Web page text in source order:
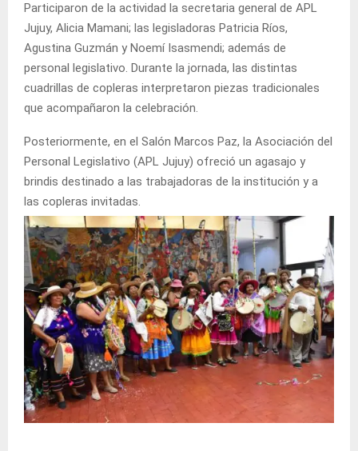
Participaron de la actividad la secretaria general de APL
Jujuy, Alicia Mamani; las legisladoras Patricia Ríos,
Agustina Guzmán y Noemí Isasmendi; además de
personal legislativo. Durante la jornada, las distintas
cuadrillas de copleras interpretaron piezas tradicionales
que acompañaron la celebración.
Posteriormente, en el Salón Marcos Paz, la Asociación del
Personal Legislativo (APL Jujuy) ofreció un agasajo y
brindis destinado a las trabajadoras de la institución y a
las copleras invitadas.